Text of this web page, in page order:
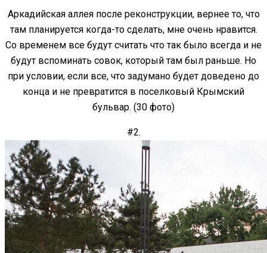
Аркадийская аллея после реконструкции, вернее то, что
там планируется когда-то сделать, мне очень нравится.
Со временем все будут считать что так было всегда и не
будут вспоминать совок, который там был раньше. Но
при условии, если все, что задумано будет доведено до
конца и не превратится в поселковый Крымский
бульвар. (30 фото)
#2.